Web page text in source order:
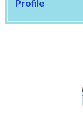
Profile